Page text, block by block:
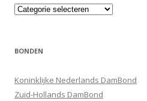
Categorieën
BONDEN
Koninklijke Nederlands DamBond
Zuid-Hollands DamBond